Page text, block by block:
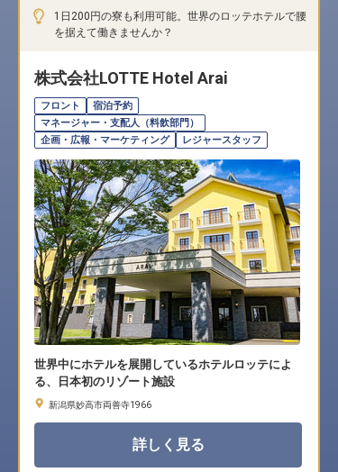
ホテル・宿泊業界情報コラム
無料 転職サポートに申し込む
採用をお考えの企業様へ
1日200円の寮も利用可能。世界のロッテホテルで腰
を据えて働きませんか？
株式会社LOTTE Hotel Arai
フロント
宿泊予約
マネージャー・支配人（料飲部門）
企画・広報・マーケティング
レジャースタッフ
世界中にホテルを展開しているホテルロッテによ
る、日本初のリゾート施設
新潟県妙高市両善寺1966
詳しく見る